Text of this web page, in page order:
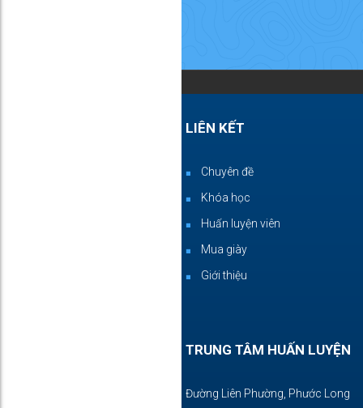
LIÊN KẾT
Chuyên đề
Khóa học
Huấn luyện viên
Mua giày
Giới thiệu
TRUNG TÂM HUẤN LUYỆN
Đường Liên Phường, Phước Long